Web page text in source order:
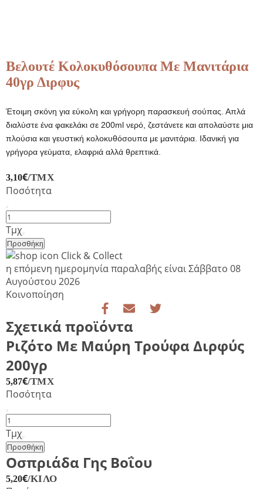
Βελουτέ Κολοκυθόσουπα Με Μανιτάρια
40γρ Διρφυς
Έτοιμη σκόνη για εύκολη και γρήγορη παρασκευή σούπας. Απλά
διαλύστε ένα φακελάκι σε 200ml νερό, ζεστάνετε και απολαύστε μια
πλούσια και γευστική κολοκυθόσουπα με μανιτάρια. Ιδανική για
γρήγορα γεύματα, ελαφριά αλλά θρεπτικά.
3,10€/ΤΜΧ
Ποσότητα
Βελουτέ
Κολοκυθόσουπα
Με
Μανιτάρια
40γρ
Διρφυς
ποσότητα
Τμχ
Προσθήκη
Click & Collect
η επόμενη ημερομηνία παραλαβής είναιΣάββατο 08
Αυγούστου 2026
Κοινοποίηση
Σχετικά προϊόντα
Ριζότο Με Μαύρη Τρούφα Διρφύς
200γρ
5,87€/ΤΜΧ
Ποσότητα
Ριζότο
Με
Μαύρη
Τρούφα
Διρφύς
200γρ
Τμχ
Προσθήκη
Οσπριάδα Γης Βοΐου
5,20€/ΚΙΛΌ